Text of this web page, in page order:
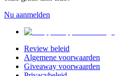
Nu aanmelden
Review beleid
Algemene voorwaarden
Giveaway voorwaarden